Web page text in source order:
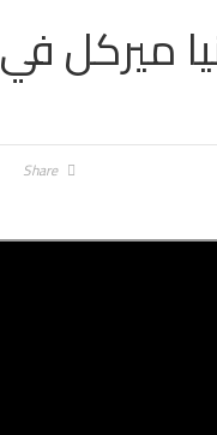
ميركل في
Share